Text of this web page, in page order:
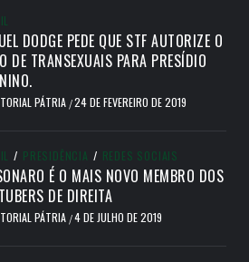
DODGE PEDE QUE STF AUTORIZE O
DE TRANSEXUAIS PARA PRESÍDIO
PÁTRIA /24 DE FEVEREIRO DE 2019
/ PRESIDÊNCIA / REDES SOCIAIS
É O MAIS NOVO MEMBRO DOS
DE DIREITA
PÁTRIA /4 DE JULHO DE 2019